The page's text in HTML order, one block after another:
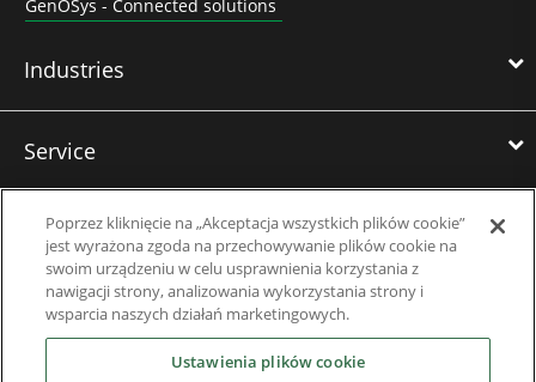
GenOSys - Connected solutions
Industries
Service
Training
References
Poprzez kliknięcie na „Akceptacja wszystkich plików cookie”
jest wyrażona zgoda na przechowywanie plików cookie na
swoim urządzeniu w celu usprawnienia korzystania z
nawigacji strony, analizowania wykorzystania strony i
wsparcia naszych działań marketingowych.
Ustawienia plików cookie